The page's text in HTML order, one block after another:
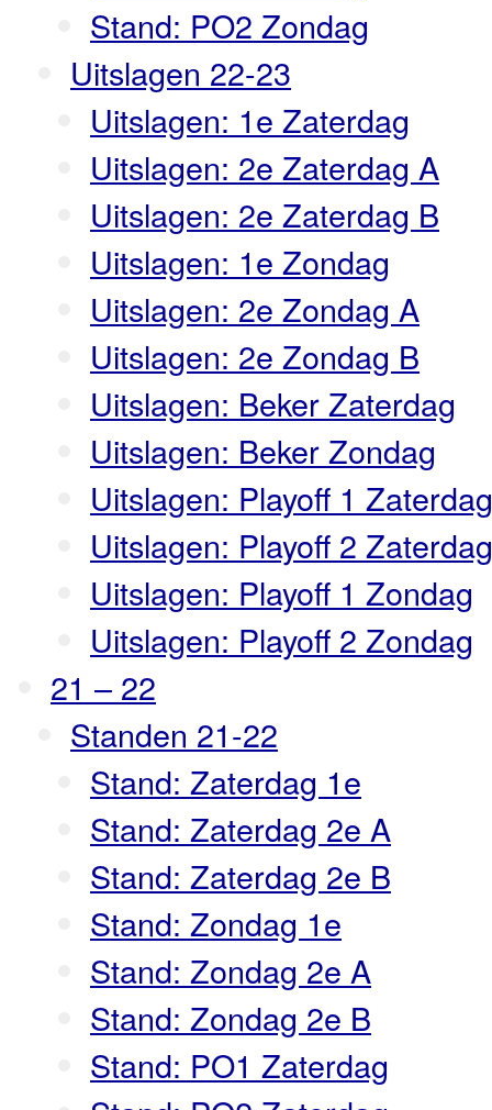
Stand: PO2 Zondag
Uitslagen 22-23
Uitslagen: 1e Zaterdag
Uitslagen: 2e Zaterdag A
Uitslagen: 2e Zaterdag B
Uitslagen: 1e Zondag
Uitslagen: 2e Zondag A
Uitslagen: 2e Zondag B
Uitslagen: Beker Zaterdag
Uitslagen: Beker Zondag
Uitslagen: Playoff 1 Zaterdag
Uitslagen: Playoff 2 Zaterdag
Uitslagen: Playoff 1 Zondag
Uitslagen: Playoff 2 Zondag
21 – 22
Standen 21-22
Stand: Zaterdag 1e
Stand: Zaterdag 2e A
Stand: Zaterdag 2e B
Stand: Zondag 1e
Stand: Zondag 2e A
Stand: Zondag 2e B
Stand: PO1 Zaterdag